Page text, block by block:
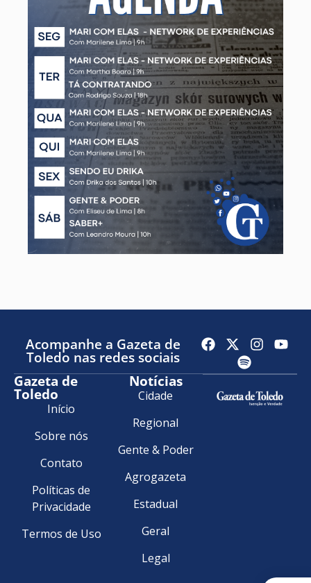
Acompanhe a Gazeta de
Toledo nas redes sociais
Gazeta de
Toledo
Início
Sobre nós
Contato
Políticas de
Privacidade
Termos de Uso
Notícias
Cidade
Regional
Gente & Poder
Agrogazeta
Estadual
Geral
Legal